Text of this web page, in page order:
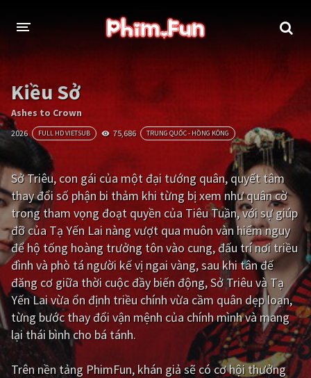
THỂ LOẠI
Thần thoại - Cổ trang
Tâm lý Chiến tranh
Võ thuật - Kiếm hiệp
Kinh dị Tội phạm - Hình sự
Phiêu lưu Hài hước
Viễn tưởng Khoa học - Tài liệu
Hoạt hình Thể thao
Tình cảm - Lãng mạn Kỳ ảo
Giật gân Gia đình
Bí ẩn Lịch sử
Kiều Sở
Ashes to Crown
2026 FULL HD VIETSUB 75,686 TRUNG QUỐC - HỒNG KÔNG
Sở Triêu, con gái của một đại tướng quân, quyết tâm
thay đổi số phận bi thảm khi từng bị xem như quân cờ
trong tham vọng đoạt quyền của Tiêu Tuần, với sự giúp
đỡ của Tạ Yến Lai nàng vượt qua muôn vàn hiểm nguy
để hộ tống hoàng trưởng tôn vào cung, đấu trí nơi triều
đình và phò tá người kế vị ngai vàng, sau khi tân đế
đăng cơ giữa thời cuộc đầy biến động, Sở Triêu và Tạ
Yến Lai vừa ổn định triều chính vừa cầm quân dẹp loạn,
từng bước thay đổi vận mệnh của chính mình và mang
lại thái bình cho bá tánh.
Trên nền tảng PhimFun, khán giả sẽ có cơ hội thưởng